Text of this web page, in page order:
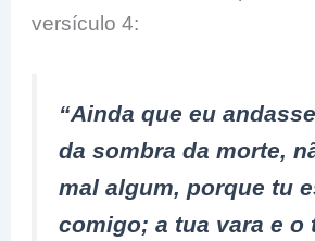
versículo 4:
“Ainda que eu
da sombra da morte,
mal algum, porque tu
comigo; a tua vara e o